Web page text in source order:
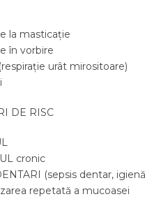
la masticație
în vorbire
urât mirositoare)
DE RISC
cronic
(sepsis dentar,
repetată a mucoasei